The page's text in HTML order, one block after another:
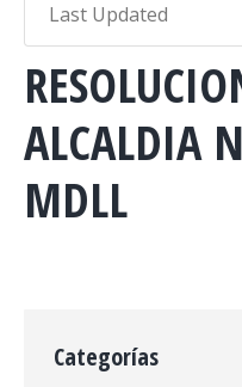
Last Updated
ALCALDIA
MDLL
Categorías